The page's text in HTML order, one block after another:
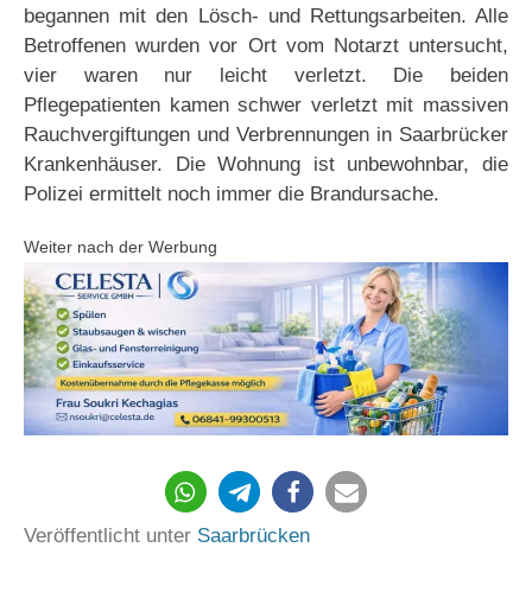
begannen mit den Lösch- und Rettungsarbeiten. Alle
Betroffenen wurden vor Ort vom Notarzt untersucht,
vier waren nur leicht verletzt. Die beiden
Pflegepatienten kamen schwer verletzt mit massiven
Rauchvergiftungen und Verbrennungen in Saarbrücker
Krankenhäuser. Die Wohnung ist unbewohnbar, die
Polizei ermittelt noch immer die Brandursache.
Weiter nach der Werbung
Veröffentlicht unter Saarbrücken